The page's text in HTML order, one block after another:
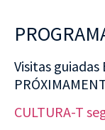
Visitas guiadas
CULTURA-T